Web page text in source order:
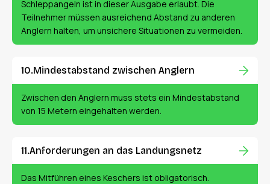
Schleppangeln ist in dieser Ausgabe erlaubt. Die
Teilnehmer müssen ausreichend Abstand zu anderen
Anglern halten, um unsichere Situationen zu vermeiden.
Mindestabstand zwischen Anglern
Zwischen den Anglern muss stets ein Mindestabstand
von 15 Metern eingehalten werden.
Anforderungen an das Landungsnetz
Das Mitführen eines Keschers ist obligatorisch.